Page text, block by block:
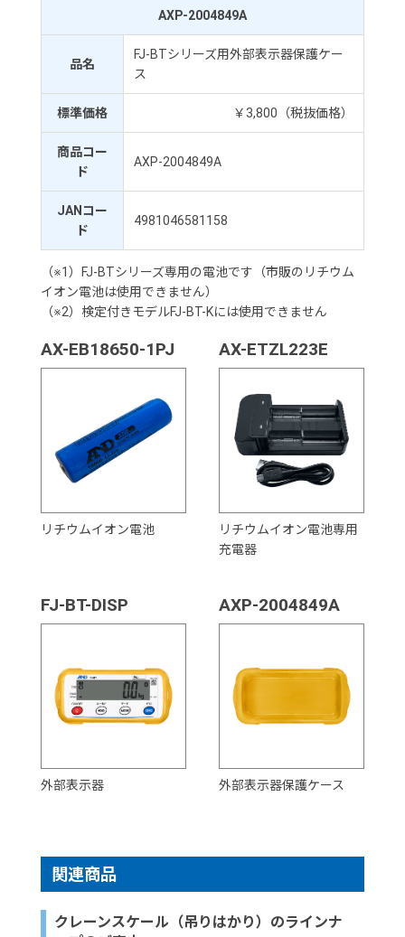
AXP-2004849A
品名
FJ-BTシリーズ用外部表示器保護ケー
ス
標準価格 ￥3,800（税抜価格）
商品コー
ド
AXP-2004849A
JANコー
ド
4981046581158
（※1）FJ-BTシリーズ専用の電池です（市販のリチウム
イオン電池は使用できません）
（※2）検定付きモデルFJ-BT-Kには使用できません
AX-EB18650-1PJ
リチウムイオン電池
AX-ETZL223E
リチウムイオン電池専用
充電器
FJ-BT-DISP
外部表示器
AXP-2004849A
外部表示器保護ケース
関連商品
クレーンスケール（吊りはかり）のラインナ